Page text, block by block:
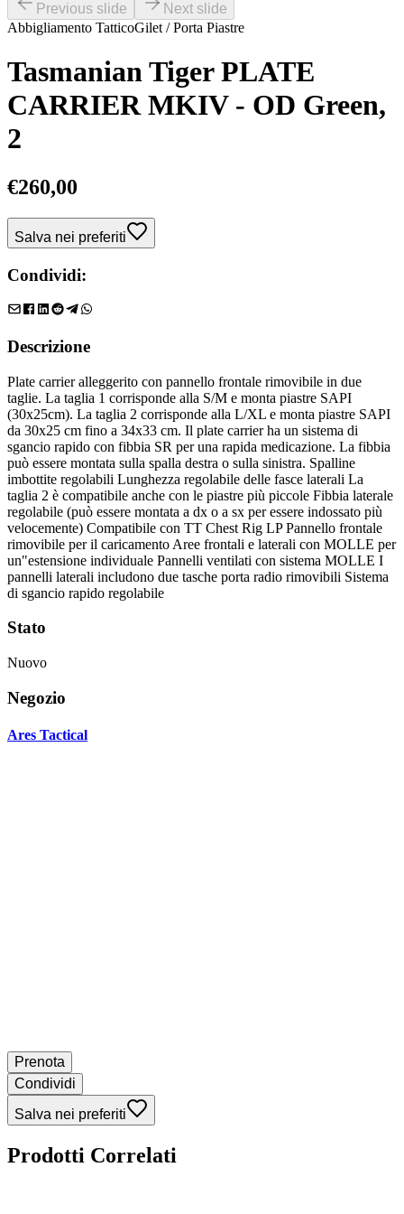
Previous slide
Next slide
Abbigliamento TatticoGilet / Porta Piastre
Tasmanian Tiger PLATE
CARRIER MKIV - OD Green,
2
€260,00
Salva nei preferiti
Condividi:
Descrizione
Plate carrier alleggerito con pannello frontale rimovibile in due
taglie. La taglia 1 corrisponde alla S/M e monta piastre SAPI
(30x25cm). La taglia 2 corrisponde alla L/XL e monta piastre SAPI
da 30x25 cm fino a 34x33 cm. Il plate carrier ha un sistema di
sgancio rapido con fibbia SR per una rapida medicazione. La fibbia
può essere montata sulla spalla destra o sulla sinistra. Spalline
imbottite regolabili Lunghezza regolabile delle fasce laterali La
taglia 2 è compatibile anche con le piastre più piccole Fibbia laterale
regolabile (può essere montata a dx o a sx per essere indossato più
velocemente) Compatibile con TT Chest Rig LP Pannello frontale
rimovibile per il caricamento Aree frontali e laterali con MOLLE per
un"estensione individuale Pannelli ventilati con sistema MOLLE I
pannelli laterali includono due tasche porta radio rimovibili Sistema
di sgancio rapido regolabile
Stato
Nuovo
Negozio
Ares Tactical
Prenota
Condividi
Salva nei preferiti
Prodotti Correlati